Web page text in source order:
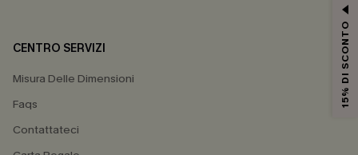
CENTRO SERVIZI
Misura Delle Dimensioni
Faqs
Contattateci
15% DI SCONTO